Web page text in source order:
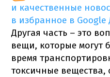
и качественные
в избранное в Google
Другая часть – это
вещи, которые могут
время
токсичные